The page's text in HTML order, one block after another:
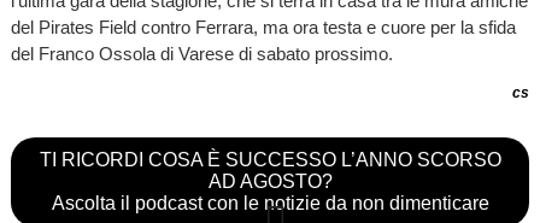
del Pirates Field contro Ferrara, ma ora testa e cuore per la sfida
del Franco Ossola di Varese di sabato prossimo.
cs
TI RICORDI COSA È SUCCESSO L’ANNO SCORSO
AD AGOSTO?
Ascolta il podcast con le notizie da non dimenticare